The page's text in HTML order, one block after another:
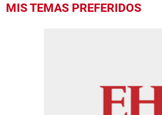
MIS TEMAS PREFERIDOS